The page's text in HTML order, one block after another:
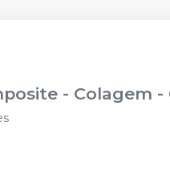
- Colagem -